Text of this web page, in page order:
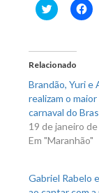
Clique
para
em
nova
janela)
Relacionado
Brandão, Yuri e
realizam o
carnaval do
19 de janeiro
Em "Maranhão"
Gabriel Rabelo